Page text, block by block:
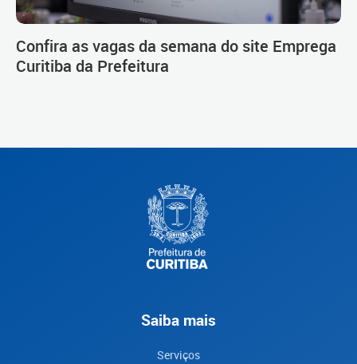
Confira as vagas da semana do site Emprega
Curitiba da Prefeitura
Saiba mais
Serviços